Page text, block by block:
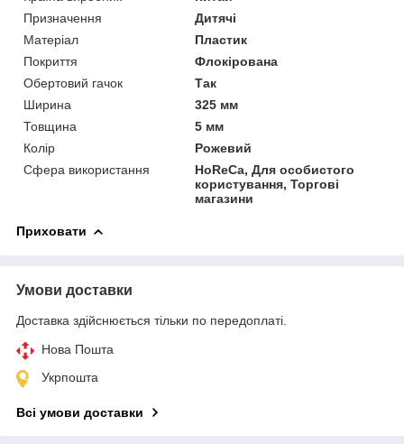
Призначення
Дитячі
Матеріал
Пластик
Покриття
Флокірована
Обертовий гачок
Так
Ширина
325 мм
Товщина
5 мм
Колір
Рожевий
Сфера використання
HoReCa, Для особистого
користування, Торгові
магазини
Приховати
Умови доставки
Доставка здійснюється тільки по передоплаті.
Нова Пошта
Укрпошта
Всі умови доставки